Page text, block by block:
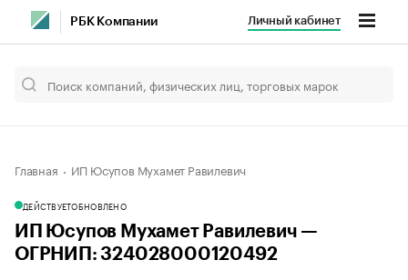
РБК Компании Личный кабинет
Главная ИП Юсупов Мухамет Равилевич
ДЕЙСТВУЕТОБНОВЛЕНО
ИП Юсупов Мухамет Равилевич —
ОГРНИП: 324028000120492